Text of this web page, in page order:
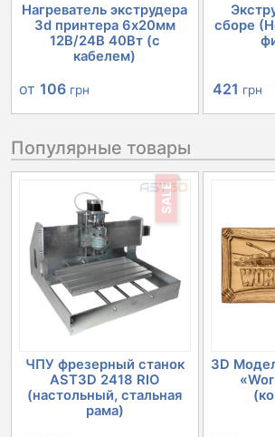
Нагреватель экструдера
3d принтера 6х20мм
12В/24В 40Вт (с
кабелем)
от 106 грн
сборе
цена
421 грн
Популярные товары
SALE
ЧПУ фрезерный станок
AST3D 2418 RIO
(настольный, стальная
рама)
3D